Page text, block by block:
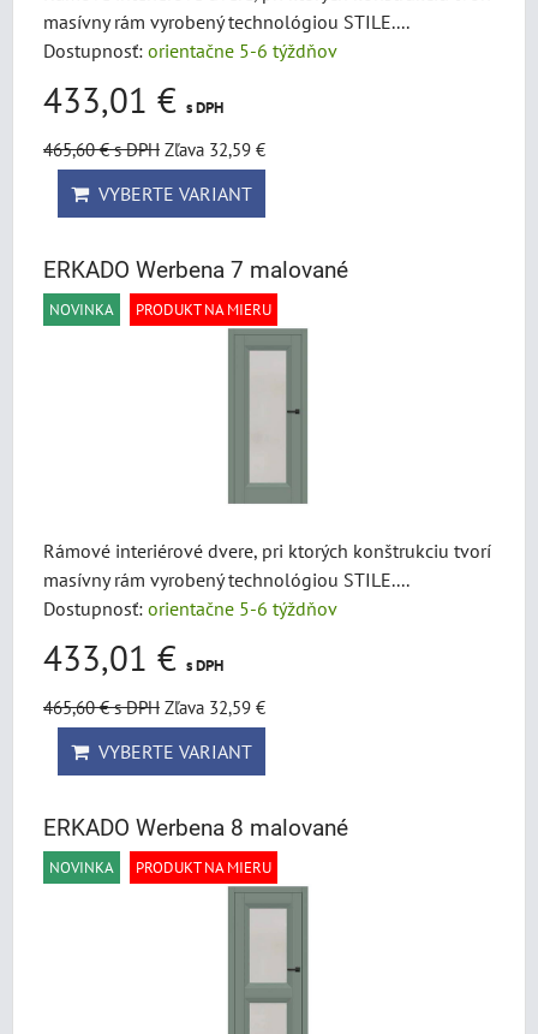
masívny rám vyrobený technológiou STILE....
Dostupnosť: orientačne 5-6 týždňov
433,01 € s DPH
465,60 €s DPH Zľava 32,59 €
VYBERTE VARIANT
ERKADO Werbena 7 malované
NOVINKA PRODUKT NA MIERU
Rámové interiérové dvere, pri ktorých konštrukciu tvorí
masívny rám vyrobený technológiou STILE....
Dostupnosť: orientačne 5-6 týždňov
433,01 € s DPH
465,60 €s DPH Zľava 32,59 €
VYBERTE VARIANT
ERKADO Werbena 8 malované
NOVINKA PRODUKT NA MIERU